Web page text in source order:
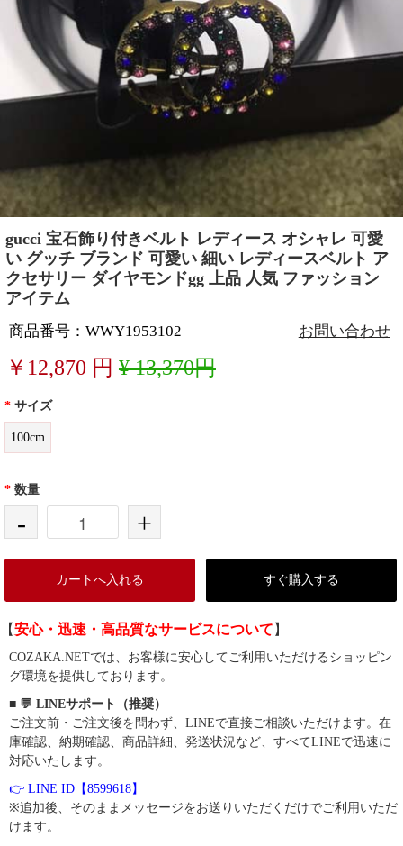
gucci 宝石飾り付きベルト レディース オシャレ 可愛
い グッチ ブランド 可愛い 細い レディースベルト ア
クセサリー ダイヤモンドgg 上品 人気 ファッション
アイテム
商品番号：WWY1953102 お問い合わせ
￥ 12,870 円 ¥ 13,370円
* サイズ
100cm
* 数量
- +
カートへ入れる すぐ購入する
【安心・迅速・高品質なサービスについて 】
COZAKA.NETでは、お客様に安心してご利用いただけるショッピン
グ環境を提供しております。
■ 💬 LINEサポート（推奨）
ご注文前・ご注文後を問わず、LINEで直接ご相談いただけます。在
庫確認、納期確認、商品詳細、発送状況など、すべてLINEで迅速に
対応いたします。
👉 LINE ID【8599618】
※追加後、そのままメッセージをお送りいただくだけでご利用いただ
けます。